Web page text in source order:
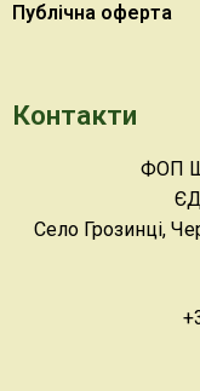
Публічна оферта
Контакти
ФОП
Село Грозинці,